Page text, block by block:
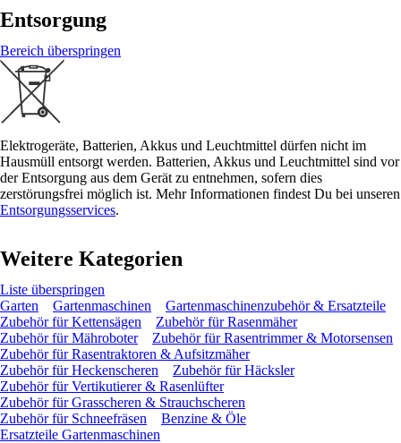
Entsorgung
Bereich überspringen
Elektrogeräte, Batterien, Akkus und Leuchtmittel dürfen nicht im
Hausmüll entsorgt werden. Batterien, Akkus und Leuchtmittel sind vor
der Entsorgung aus dem Gerät zu entnehmen, sofern dies
zerstörungsfrei möglich ist. Mehr Informationen findest Du bei unseren
Entsorgungsservices.
Weitere Kategorien
Liste überspringen
Garten
Gartenmaschinen
Gartenmaschinenzubehör & Ersatzteile
Zubehör für Kettensägen
Zubehör für Rasenmäher
Zubehör für Mähroboter
Zubehör für Rasentrimmer & Motorsensen
Zubehör für Rasentraktoren & Aufsitzmäher
Zubehör für Heckenscheren
Zubehör für Häcksler
Zubehör für Vertikutierer & Rasenlüfter
Zubehör für Grasscheren & Strauchscheren
Zubehör für Schneefräsen
Benzine & Öle
Ersatzteile Gartenmaschinen